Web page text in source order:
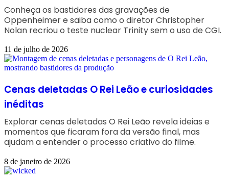
Conheça os bastidores das gravações de
Oppenheimer e saiba como o diretor Christopher
Nolan recriou o teste nuclear Trinity sem o uso de CGI.
11 de julho de 2026
Cenas deletadas O Rei Leão e curiosidades
inéditas
Explorar cenas deletadas O Rei Leão revela ideias e
momentos que ficaram fora da versão final, mas
ajudam a entender o processo criativo do filme.
8 de janeiro de 2026